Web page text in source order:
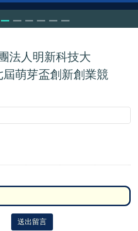
法人明新科技大
萌芽盃創新創業競
送出留言